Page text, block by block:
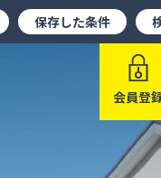
保存した条件
会員登